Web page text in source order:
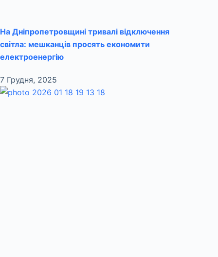
На Дніпропетровщині тривалі відключення
світла: мешканців просять економити
електроенергію
7 Грудня, 2025